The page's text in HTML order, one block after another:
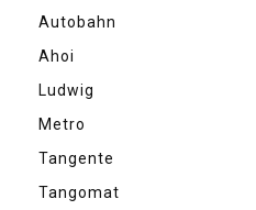
Autobahn
Ahoi
Ludwig
Metro
Tangente
Tangomat